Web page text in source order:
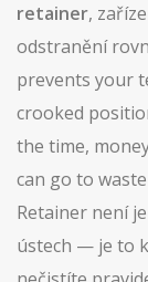
retainer,
odstranění
prevents your
crooked
the time,
can go to
Retainer není
ústech — je to